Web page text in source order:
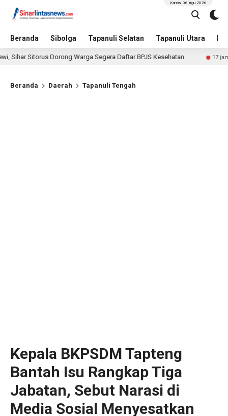
Beranda Sibolga Tapanuli Selatan Tapanuli Utara
Kamis, 06 Agu 2026
Dorong Warga Segera Daftar BPJS Kesehatan 17 jam lalu
Beranda Daerah Tapanuli Tengah
Kepala BKPSDM Tapteng
Bantah Isu Rangkap Tiga
Jabatan, Sebut Narasi di
Media Sosial Menyesatkan